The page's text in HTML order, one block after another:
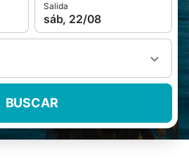
Salida
sáb, 22/08
BUSCAR